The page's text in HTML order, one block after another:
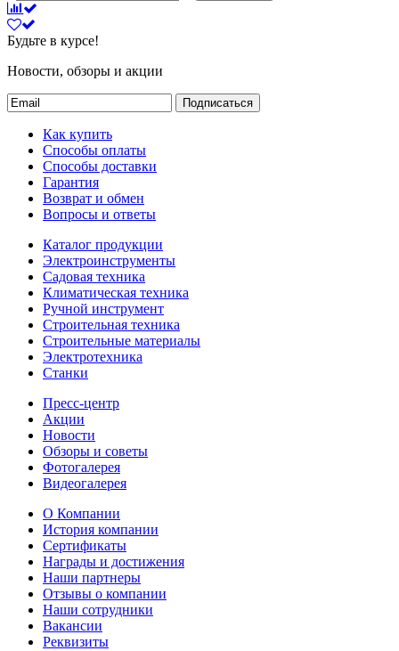
Будьте в курсе!
Новости, обзоры и акции
Подписаться
Как купить
Способы оплаты
Способы доставки
Гарантия
Возврат и обмен
Вопросы и ответы
Каталог продукции
Электроинструменты
Садовая техника
Климатическая техника
Ручной инструмент
Строительная техника
Строительные материалы
Электротехника
Станки
Пресс-центр
Акции
Новости
Обзоры и советы
Фотогалерея
Видеогалерея
О Компании
История компании
Сертификаты
Награды и достижения
Наши партнеры
Отзывы о компании
Наши сотрудники
Вакансии
Реквизиты